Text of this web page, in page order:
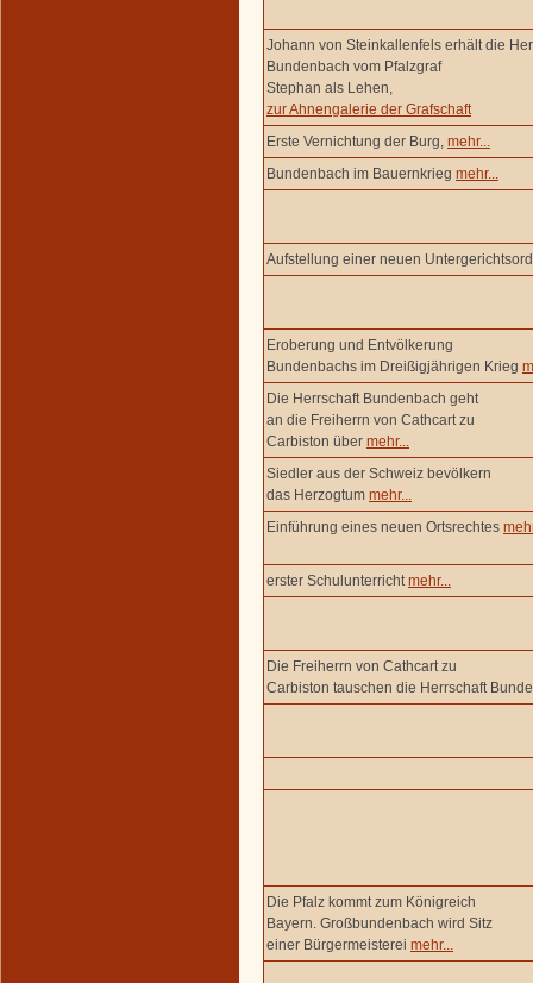
Johann von Steinkallenfels erhält die
Bundenbach vom Pfalzgraf
Stephan als Lehen,
zur Ahnengalerie der Grafschaft
Erste Vernichtung der Burg, mehr...
Bundenbach im Bauernkrieg mehr...
Aufstellung einer neuen
Eroberung und Entvölkerung
Bundenbachs im Dreißigjährigen Krieg
Die Herrschaft Bundenbach geht
an die Freiherrn von Cathcart zu
Carbiston über mehr...
Siedler aus der Schweiz bevölkern
das Herzogtum mehr...
Einführung eines neuen Ortsrechtes
erster Schulunterricht mehr...
Die Freiherrn von Cathcart zu
Carbiston tauschen die Herrschaft
Die Pfalz kommt zum Königreich
Bayern. Großbundenbach wird Sitz
einer Bürgermeisterei mehr...